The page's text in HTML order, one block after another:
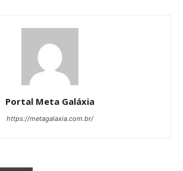
Portal Meta Galáxia
https://metagalaxia.com.br/